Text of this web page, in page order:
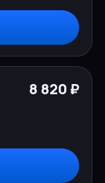
8 820 ₽